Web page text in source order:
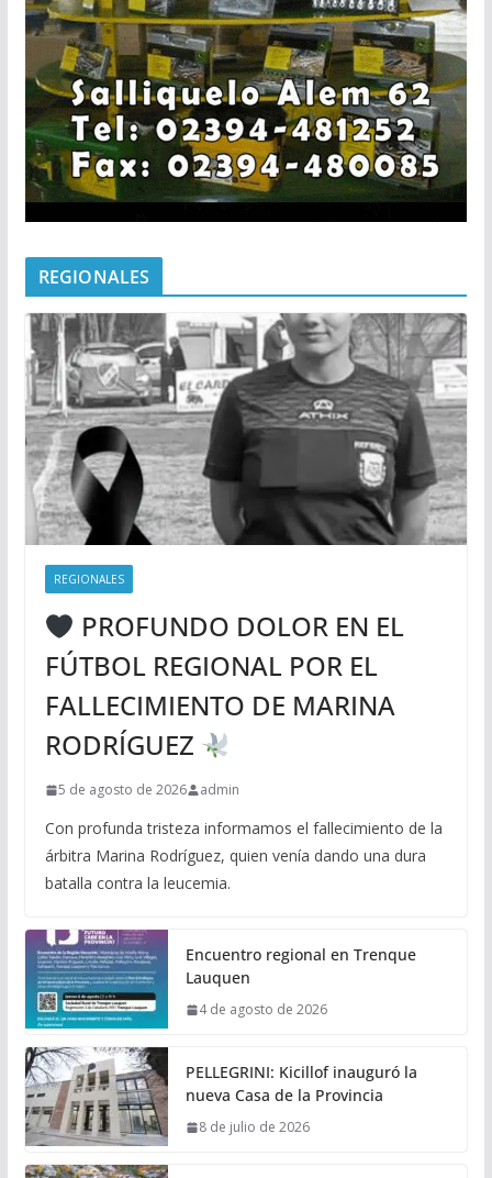
REGIONALES
REGIONALES
PROFUNDO DOLOR EN EL
FÚTBOL REGIONAL POR EL
FALLECIMIENTO DE MARINA
RODRÍGUEZ
5 de agosto de 2026 admin
Con profunda tristeza informamos el fallecimiento de la
árbitra Marina Rodríguez, quien venía dando una dura
batalla contra la leucemia.
Encuentro regional en Trenque
Lauquen
4 de agosto de 2026
PELLEGRINI: Kicillof inauguró la
nueva Casa de la Provincia
8 de julio de 2026